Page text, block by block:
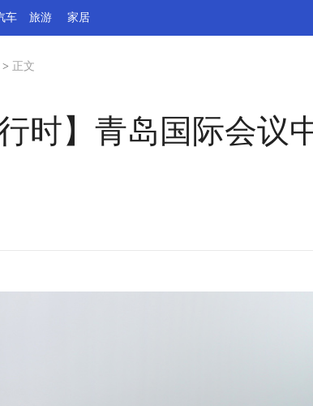
车 旅游 家居
> 正文
时】青岛国际会议